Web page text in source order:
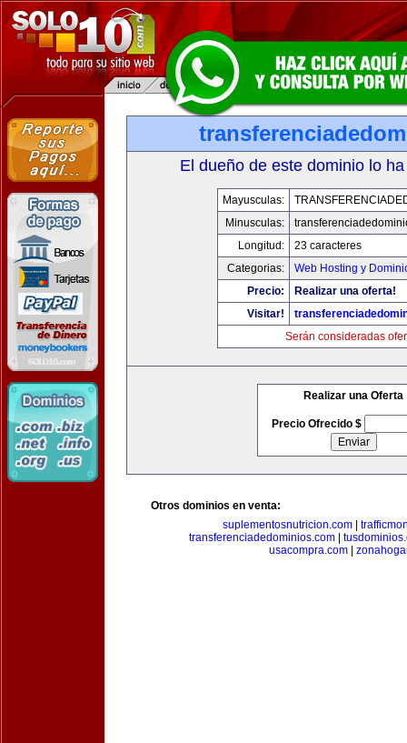
El dueño de este dominio lo
Mayusculas:
Minusculas:
Longitud:
23 caracteres
Categorias:
Web Hosting y
Precio:
Realizar una oferta!
Visitar!
Serán consideradas
Realizar una Oferta
Precio Ofrecido $
Otros dominios en venta:
suplementosnutricion.com|
transferenciadedominios.com|
usacompra.com